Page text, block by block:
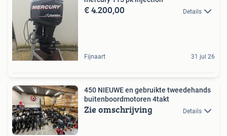
€ 4.200,00 Details
Fijnaart 31 jul 26
450 NIEUWE en gebruikte tweedehands
buitenboordmotoren 4takt
Zie omschrijving Details